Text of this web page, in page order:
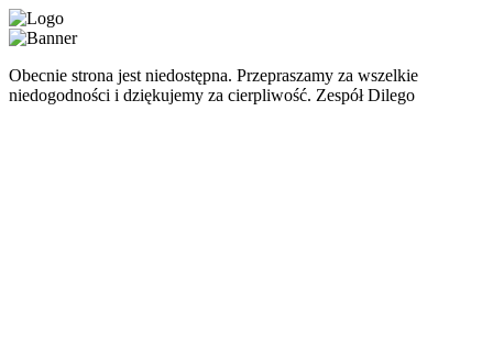
Obecnie strona jest niedostępna. Przepraszamy za wszelkie
niedogodności i dziękujemy za cierpliwość. Zespół Dilego